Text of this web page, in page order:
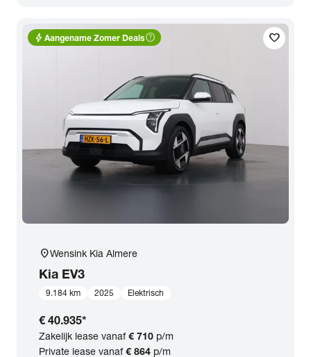
favorite
bolt Aangename Zomer Dealshelp_outline
location_onWensink Kia Almere
Kia EV3
9.184 km 2025 Elektrisch
€ 40.935*
Zakelijk lease vanaf€ 710 p/m
Private lease vanaf€ 864 p/m